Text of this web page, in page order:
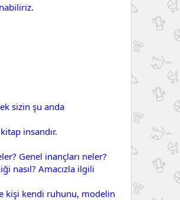
sizin şu anda
insandır.
Genel inançları neler?
nasıl? Amacızla ilgili
kişi kendi ruhunu, modelin